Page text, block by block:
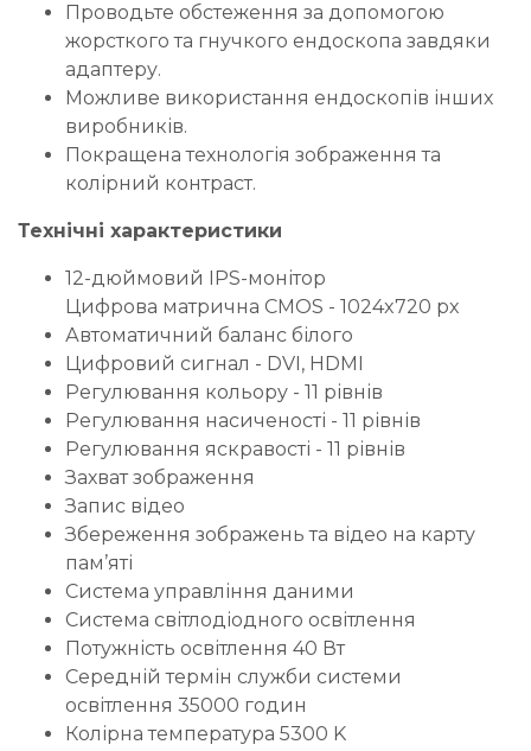
Проводьте обстеження за допомогою
жорсткого та гнучкого ендоскопа завдяки
адаптеру.
Можливе використання ендоскопів інших
виробників.
Покращена технологія зображення та
колірний контраст.
Технічні характеристики
12-дюймовий IPS-монітор
Цифрова матрична CMOS - 1024x720 px
Автоматичний баланс білого
Цифровий сигнал - DVI, HDMI
Регулювання кольору - 11 рівнів
Регулювання насиченості - 11 рівнів
Регулювання яскравості - 11 рівнів
Захват зображення
Запис відео
Збереження зображень та відео на карту
пам’яті
Система управління даними
Система світлодіодного освітлення
Потужність освітлення 40 Вт
Середній термін служби системи
освітлення 35000 годин
Колірна температура 5300 K